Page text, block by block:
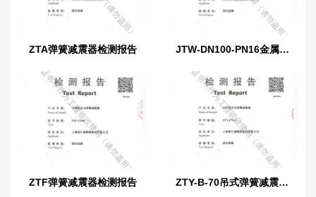
ZTA弹簧减震器检测报告 JTW-DN100-PN16金属软管检测报告
ZTF弹簧减震器检测报告 ZTY-B-70吊式弹簧减震器外壳强度测试报告